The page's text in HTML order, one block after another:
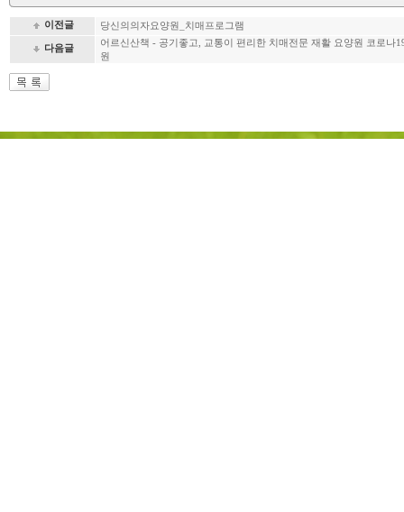
이전글 당신의의자요양원_치매프로그램
다음글
어르신산책 - 공기좋고, 교통이 편리한 치매전문 재활 요양원 코로나
원